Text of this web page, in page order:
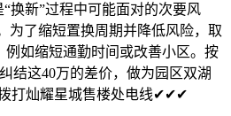
换新”过程中可能面对的次要风
为了缩短置换周期并降低风险，取
如缩短通勤时间或改善小区。按
结这40万的差价，做为园区双湖
打灿耀星城售楼处电线✔✔✔